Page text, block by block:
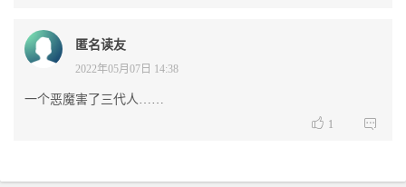
匿名读友
2022年05月07日 14:38
一个恶魔害了三代人……
 1 